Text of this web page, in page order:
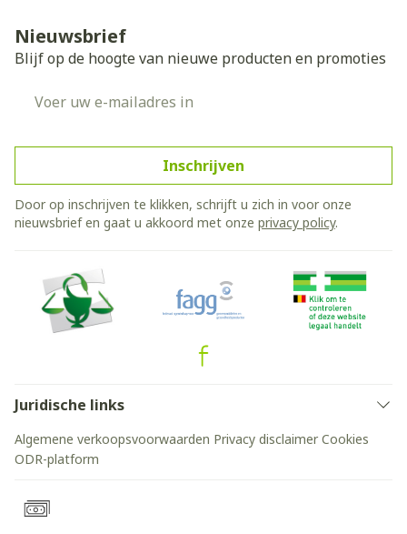
Nieuwsbrief
Blijf op de hoogte van nieuwe producten en promoties
Inschrijven
Door op inschrijven te klikken, schrijft u zich in voor onze
nieuwsbrief en gaat u akkoord met onze privacy policy.
Juridische links
Algemene verkoopsvoorwaarden Privacy disclaimer Cookies
ODR-platform